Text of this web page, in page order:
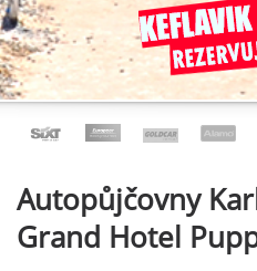
Autopůjčovny
Grand Hotel